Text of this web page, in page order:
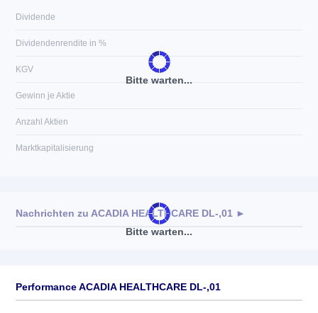
Bitte warten...
Dividende
Dividendenrendite in %
KGV
Gewinn je Aktie
Anzahl Aktien
Marktkapitalisierung
Bitte warten...
Nachrichten zu ACADIA HEALTHCARE DL-,01 ►
Performance ACADIA HEALTHCARE DL-,01